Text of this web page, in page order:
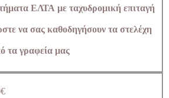
ΕΛΤΑ με ταχυδρομική επιταγή
να σας καθοδηγήσουν τα στελέχη
τα γραφεία μας